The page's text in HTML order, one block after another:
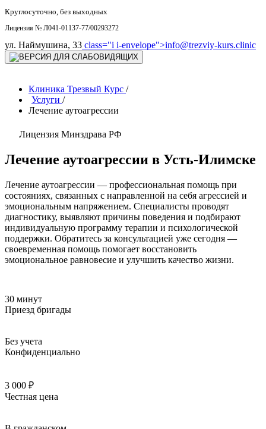
Круглосуточно, без выходных
Лицензия № Л041-01137-77/00293272
ул. Наймушина, 33 class="i i-envelope">info@trezviy-kurs.clinic
Клиника Трезвый Курс /
Услуги /
Лечение аутоагрессии
Лицензия Минздрава РФ
Лечение аутоагрессии в Усть-Илимске
Лечение аутоагрессии — профессиональная помощь при
состояниях, связанных с направленной на себя агрессией и
эмоциональным напряжением. Специалисты проводят
диагностику, выявляют причины поведения и подбирают
индивидуальную программу терапии и психологической
поддержки. Обратитесь за консультацией уже сегодня —
своевременная помощь помогает восстановить
эмоциональное равновесие и улучшить качество жизни.
30 минут
Приезд бригады
Без учета
Конфиденциально
3 000 ₽
Честная цена